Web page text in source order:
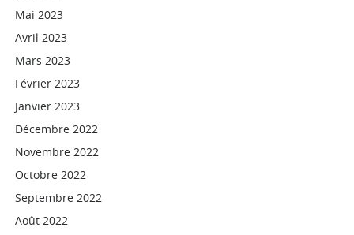
Mai 2023
Avril 2023
Mars 2023
Février 2023
Janvier 2023
Décembre 2022
Novembre 2022
Octobre 2022
Septembre 2022
Août 2022